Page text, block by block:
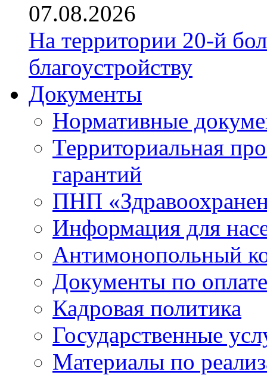
07.08.2026
На территории 20-й
благоустройству
Документы
Нормативные
Территориальная
гарантий
ПНП
Информация для
Антимонопольный
Документы по
Кадровая политика
Государственные
Материалы по